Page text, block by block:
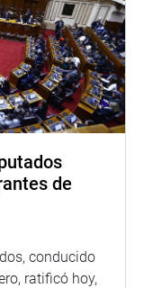
de
conducido
ratificó hoy,